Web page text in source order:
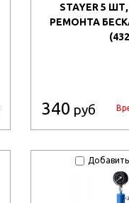
STAYER 5
РЕМОНТА
340 руб